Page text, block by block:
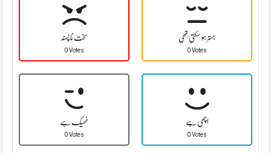
سخت نا پسند
0 Votes
بہتر ہو سکتی تھی
0 Votes
ٹھیک ہے
0 Votes
اچھی ہے
0 Votes